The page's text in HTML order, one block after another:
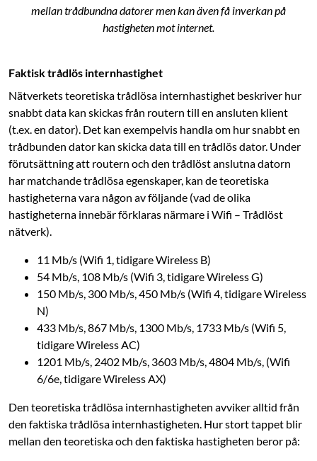
mellan trådbundna datorer men kan även få inverkan på
hastigheten mot internet.
Faktisk trådlös internhastighet
Nätverkets teoretiska trådlösa internhastighet beskriver hur
snabbt data kan skickas från routern till en ansluten klient
(t.ex. en dator). Det kan exempelvis handla om hur snabbt en
trådbunden dator kan skicka data till en trådlös dator. Under
förutsättning att routern och den trådlöst anslutna datorn
har matchande trådlösa egenskaper, kan de teoretiska
hastigheterna vara någon av följande (vad de olika
hastigheterna innebär förklaras närmare i Wifi – Trådlöst
nätverk).
11 Mb/s (Wifi 1, tidigare Wireless B)
54 Mb/s, 108 Mb/s (Wifi 3, tidigare Wireless G)
150 Mb/s, 300 Mb/s, 450 Mb/s (Wifi 4, tidigare Wireless
N)
433 Mb/s, 867 Mb/s, 1300 Mb/s, 1733 Mb/s (Wifi 5,
tidigare Wireless AC)
1201 Mb/s, 2402 Mb/s, 3603 Mb/s, 4804 Mb/s, (Wifi
6/6e, tidigare Wireless AX)
Den teoretiska trådlösa internhastigheten avviker alltid från
den faktiska trådlösa intern­hastigheten. Hur stort tappet blir
mellan den teoretiska och den faktiska hastigheten beror på: